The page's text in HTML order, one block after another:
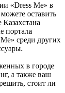
«Dress Me» в
оставить
портала
среди других
в городе
а также ваш
стоит ли